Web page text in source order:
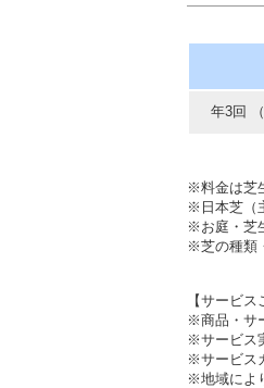
年3回
※料金は芝
※日本芝（
※お庭・芝
※芝の種類
【サービ
※商品・サ
※サービス
※サービス
※地域によ